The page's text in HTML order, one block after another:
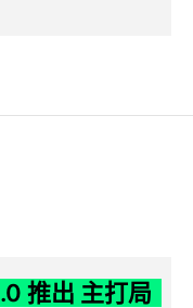
推出 主打局